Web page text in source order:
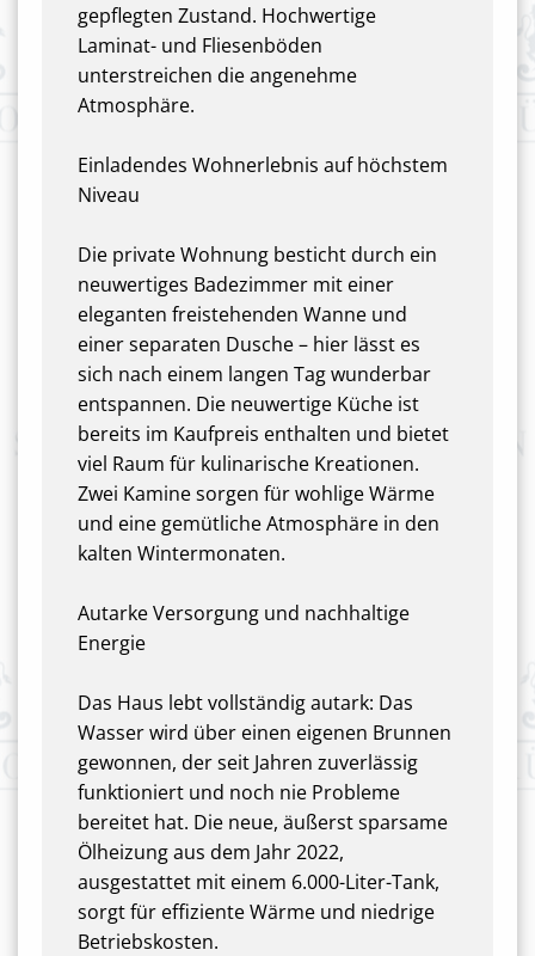
gepflegten Zustand. Hochwertige
Laminat- und Fliesenböden
unterstreichen die angenehme
Atmosphäre.
Einladendes Wohnerlebnis auf höchstem
Niveau
Die private Wohnung besticht durch ein
neuwertiges Badezimmer mit einer
eleganten freistehenden Wanne und
einer separaten Dusche – hier lässt es
sich nach einem langen Tag wunderbar
entspannen. Die neuwertige Küche ist
bereits im Kaufpreis enthalten und bietet
viel Raum für kulinarische Kreationen.
Zwei Kamine sorgen für wohlige Wärme
und eine gemütliche Atmosphäre in den
kalten Wintermonaten.
Autarke Versorgung und nachhaltige
Energie
Das Haus lebt vollständig autark: Das
Wasser wird über einen eigenen Brunnen
gewonnen, der seit Jahren zuverlässig
funktioniert und noch nie Probleme
bereitet hat. Die neue, äußerst sparsame
Ölheizung aus dem Jahr 2022,
ausgestattet mit einem 6.000-Liter-Tank,
sorgt für effiziente Wärme und niedrige
Betriebskosten.